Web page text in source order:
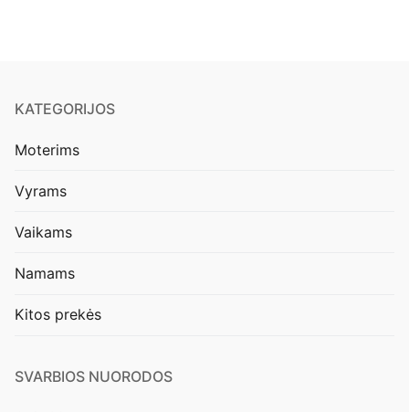
KATEGORIJOS
Moterims
Vyrams
Vaikams
Namams
Kitos prekės
SVARBIOS NUORODOS